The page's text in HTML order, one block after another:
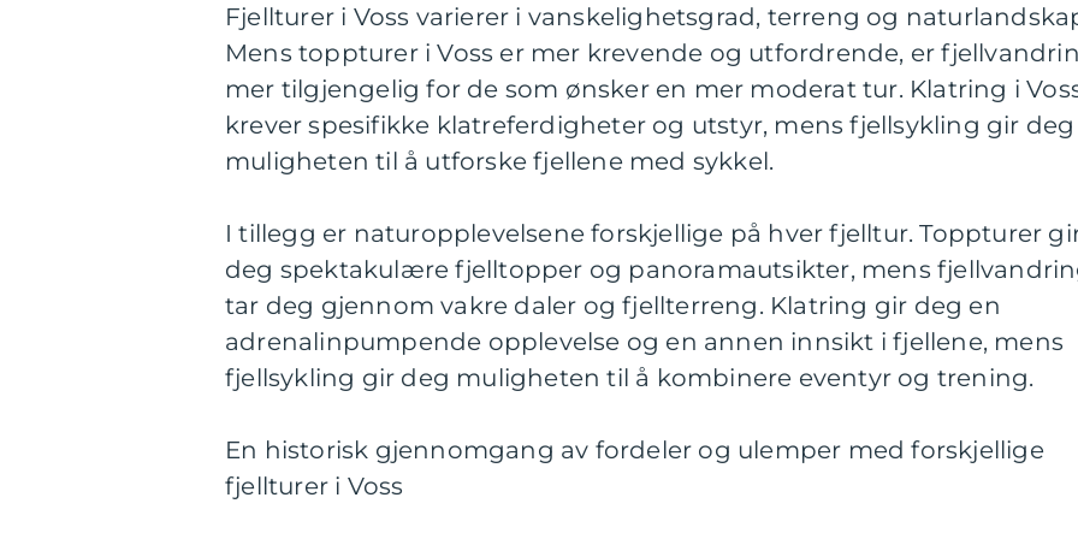
Fjellturer i Voss varierer i vanskelighetsgrad, terreng og
Mens toppturer i Voss er mer krevende og utfordrende, er
mer tilgjengelig for de som ønsker en mer moderat tur. Klatring i
krever spesifikke klatreferdigheter og utstyr, mens fjellsykling gir deg
muligheten til å utforske fjellene med sykkel.
I tillegg er naturopplevelsene forskjellige på hver fjelltur. Toppturer
deg spektakulære fjelltopper og panoramautsikter, mens
tar deg gjennom vakre daler og fjellterreng. Klatring gir deg en
adrenalinpumpende opplevelse og en annen innsikt i fjellene, mens
fjellsykling gir deg muligheten til å kombinere eventyr og trening.
En historisk gjennomgang av fordeler og ulemper med forskjellige
fjellturer i Voss